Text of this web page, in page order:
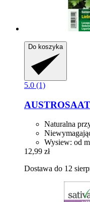
Do koszyka
5.0 (1)
AUSTROSAAT
Naturalna
Wysiew: od
12,99 zł
Dostawa do 12